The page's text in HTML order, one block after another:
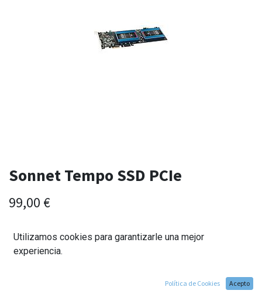
Sonnet Tempo SSD PCIe
99,00 €
Utilizamos cookies para garantizarle una mejor
experiencia.
Política de Cookies Acepto